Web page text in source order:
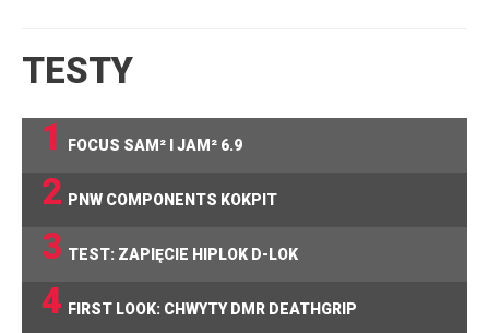
TESTY
1
FOCUS SAM² I JAM² 6.9
2 PNW COMPONENTS KOKPIT
3 TEST: ZAPIĘCIE HIPLOK D-LOK
4 FIRST LOOK: CHWYTY DMR DEATHGRIP